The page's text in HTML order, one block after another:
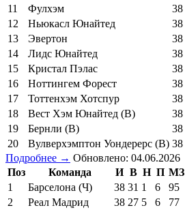
11
Фулхэм 38
12
Ньюкасл Юнайтед 38
13
Эвертон 38
14
Лидс Юнайтед 38
15
Кристал Пэлас 38
16
Ноттингем Форест 38
17
Тоттенхэм Хотспур 38
18
Вест Хэм Юнайтед (В) 38
19
Бернли (В) 38
20
Вулверхэмптон Уондерерс (В) 38
Подробнее → Обновлено: 04.06.2026
Поз
Команда И В Н П МЗ
1
Барселона (Ч) 38 31 1 6 95
2
Реал Мадрид 38 27 5 6 77